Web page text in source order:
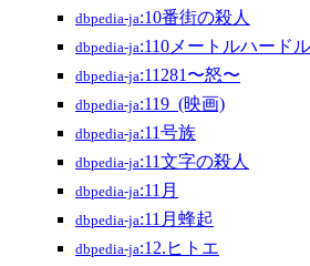
dbpedia-ja:10番街の殺人
dbpedia-ja:110メートルハードル
dbpedia-ja:11281〜怒〜
dbpedia-ja:119_(映画)
dbpedia-ja:11号族
dbpedia-ja:11文字の殺人
dbpedia-ja:11月
dbpedia-ja:11月蜂起
dbpedia-ja:12.ヒトエ